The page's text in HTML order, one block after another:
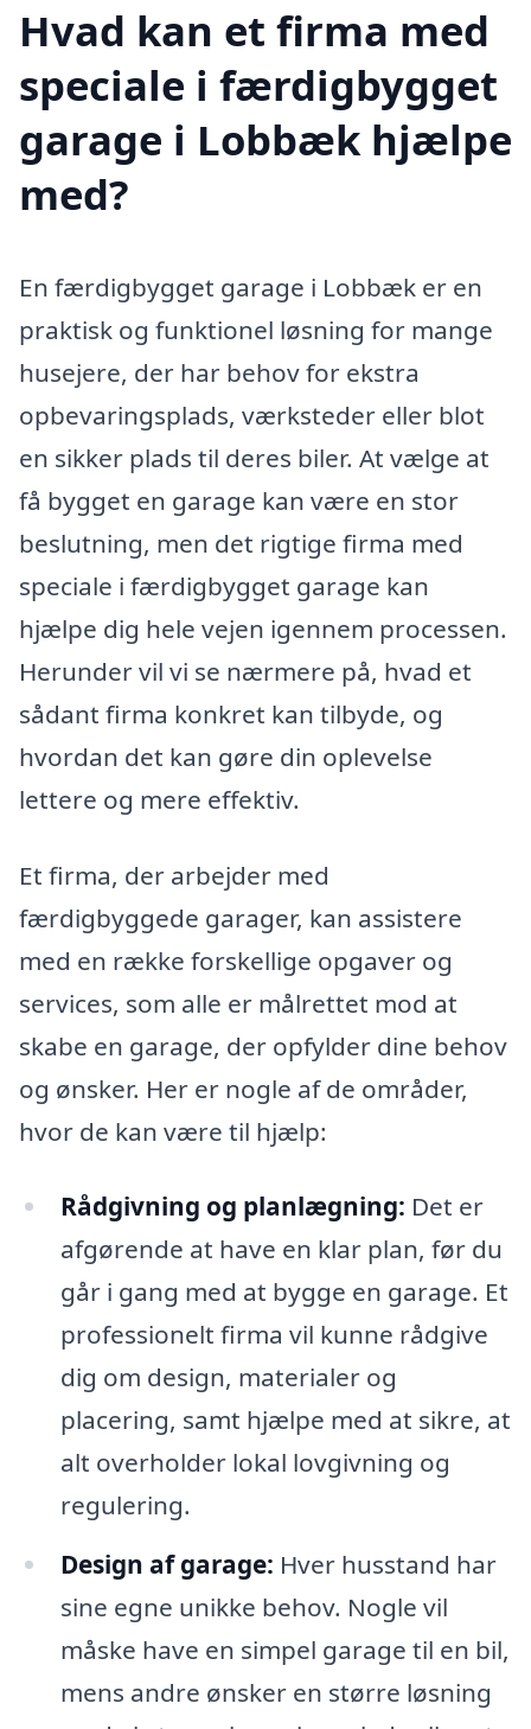
Hvad kan et firma med
speciale i færdigbygget
garage i Lobbæk hjælpe
med?
En færdigbygget garage i Lobbæk er en
praktisk og funktionel løsning for mange
husejere, der har behov for ekstra
opbevaringsplads, værksteder eller blot
en sikker plads til deres biler. At vælge at
få bygget en garage kan være en stor
beslutning, men det rigtige firma med
speciale i færdigbygget garage kan
hjælpe dig hele vejen igennem processen.
Herunder vil vi se nærmere på, hvad et
sådant firma konkret kan tilbyde, og
hvordan det kan gøre din oplevelse
lettere og mere effektiv.
Et firma, der arbejder med
færdigbyggede garager, kan assistere
med en række forskellige opgaver og
services, som alle er målrettet mod at
skabe en garage, der opfylder dine behov
og ønsker. Her er nogle af de områder,
hvor de kan være til hjælp:
Rådgivning og planlægning: Det er
afgørende at have en klar plan, før du
går i gang med at bygge en garage. Et
professionelt firma vil kunne rådgive
dig om design, materialer og
placering, samt hjælpe med at sikre, at
alt overholder lokal lovgivning og
regulering.
Design af garage: Hver husstand har
sine egne unikke behov. Nogle vil
måske have en simpel garage til en bil,
mens andre ønsker en større løsning